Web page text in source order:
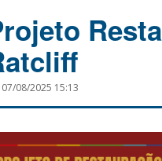
07/08/2025 15:13